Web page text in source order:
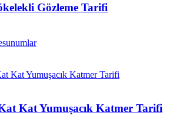
Gözleme Tarifi
Kat Yumuşacık Katmer Tarifi